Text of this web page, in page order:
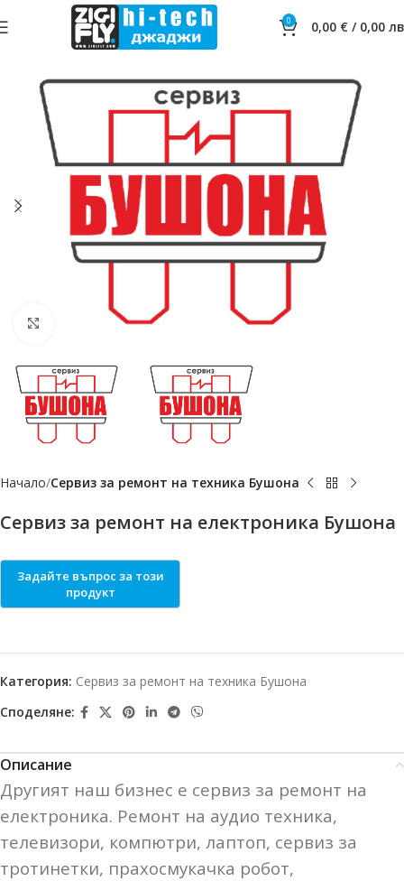
0 0,00 € / 0,00
Click to enlarge
Начало Сервиз за ремонт на техника Бушона
Сервиз за ремонт на електроника Бушона
Категория: Сервиз за ремонт на техника Бушона
Споделяне:
Описание
Другият наш бизнес е сервиз за ремонт на
електроника. Ремонт на аудио техника,
телевизори, компютри, лаптоп, сервиз за
тротинетки, прахосмукачка робот,